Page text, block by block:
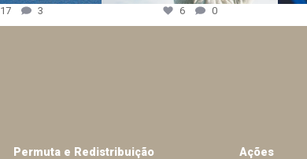
17 3 6 0
Permuta e Redistribuição Ações